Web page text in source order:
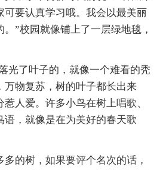
可要认真学习哦。我会以最美丽
”校园就像铺上了一层绿地毯，
了叶子的，就像一个难看的秃
万物复苏，树的叶子都长出来
人爱。许多小鸟在树上唱歌、
语，就像是在为美好的春天歌
的树，如果要评个名次的话，